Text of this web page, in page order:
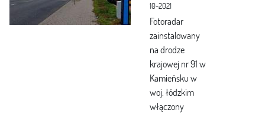
10-2021
Fotoradar
zainstalowany
na drodze
krajowej nr 91 w
Kamieńsku w
woj. łódzkim
włączony